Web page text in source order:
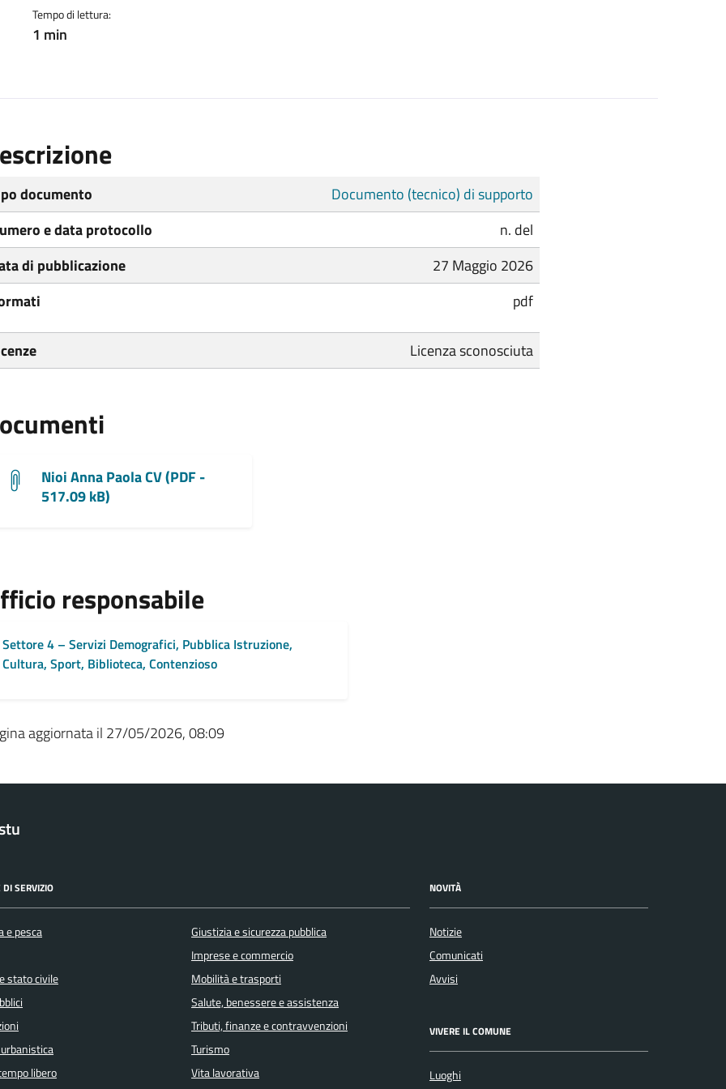
Tempo di lettura:
1 min
documento
Documento (tecnico) di supporto
e data protocollo
n. del
di pubblicazione
27 Maggio 2026
pdf
Licenza sconosciuta
Nioi Anna Paola CV (PDF -
517.09 kB)
responsabile
Settore 4 – Servizi Demografici, Pubblica Istruzione,
Cultura, Sport, Biblioteca, Contenzioso
aggiornata il 27/05/2026, 08:09
DI SERVIZIO
e pesca
stato civile
libero
Giustizia e sicurezza pubblica
Imprese e commercio
Mobilità e trasporti
Salute, benessere e assistenza
Tributi, finanze e contravvenzioni
Turismo
Vita lavorativa
NOVITÀ
Notizie
Comunicati
Avvisi
VIVERE IL COMUNE
Luoghi